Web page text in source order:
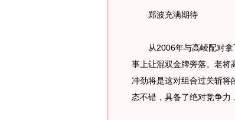
郑波充满期待
从2006年与高崚配对拿
事上让混双金牌旁落。老将
冲劲将是这对组合过关斩将
态不错，具备了绝对竞争力